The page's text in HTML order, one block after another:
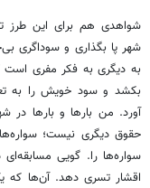
شواهدی هم برای این طرز
شهر پا بگذاری و سوداگری
به دیگری به فکر مفری است
بکشد و سود خویش را به
آورد. من بارها و بارها
حقوق دیگری نیست؛
سواره‌ها را. گویی
اقشار تسری دهد. آن‌ها که